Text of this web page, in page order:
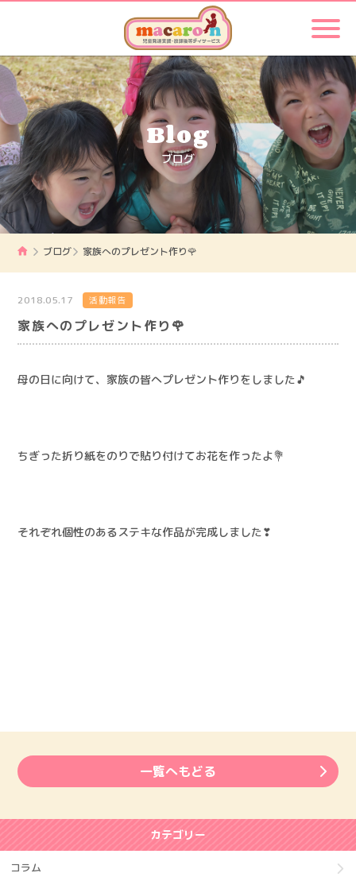
Blog
ブログ
ブログ 家族へのプレゼント作り🌹
2018.05.17 活動報告
家族へのプレゼント作り🌹
母の日に向けて、家族の皆へプレゼント作りをしました🎵
ちぎった折り紙をのりで貼り付けてお花を作ったよ💐
それぞれ個性のあるステキな作品が完成しました❣
一覧へもどる
カテゴリー
コラム